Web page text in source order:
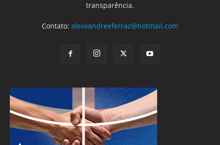
transparência.
Contato: alexxandreeferraz@hotmail.com